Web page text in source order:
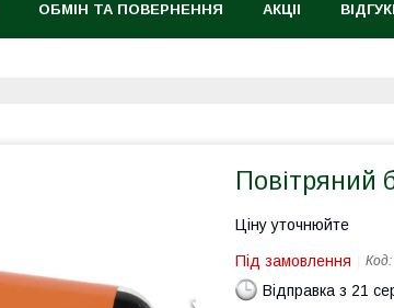
ОБМІН ТА ПОВЕРНЕННЯ АКЦІІ
Повітряний
Ціну уточнюйте
Під замовлення Код:
Відправка з 21